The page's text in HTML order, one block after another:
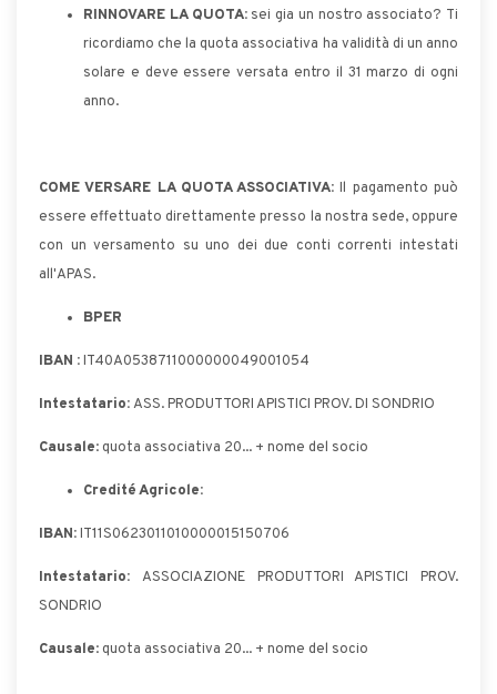
RINNOVARE LA QUOTA:sei gia un nostro associato? Ti
ricordiamo che la quota associativa ha validità di un anno
solare e deve essere versata entro il 31 marzo di ogni
anno.
COME VERSARE LA QUOTA ASSOCIATIVA:Il pagamento può
essere effettuato direttamente presso la nostra sede, oppure
con un versamento su uno dei due conti correnti intestati
all'APAS.
BPER
IBAN :IT40A0538711000000049001054
Intestatario:ASS. PRODUTTORI APISTICI PROV. DI SONDRIO
Causale: quota associativa 20... + nome del socio
Credité Agricole:
IBAN:IT11S0623011010000015150706
Intestatario: ASSOCIAZIONE PRODUTTORI APISTICI PROV.
SONDRIO
Causale: quota associativa 20... + nome del socio